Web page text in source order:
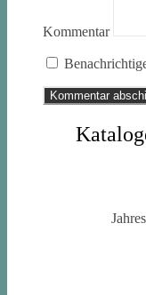
Kommentar